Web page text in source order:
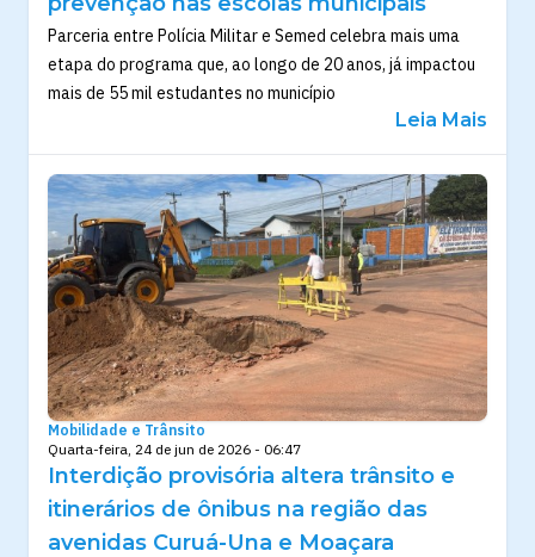
Parceria entre Polícia Militar e Semed celebra mais uma
etapa do programa que, ao longo de 20 anos, já impactou
mais de 55 mil estudantes no município
Leia Mais
Mobilidade e Trânsito
Quarta-feira, 24 de jun de 2026 - 06:47
Interdição provisória altera trânsito e
itinerários de ônibus na região das
avenidas Curuá-Una e Moaçara